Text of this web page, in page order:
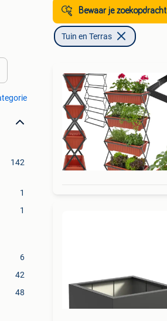
142
1
1
6
42
48
Bewaar je zoekopdracht
Tuin en Terras